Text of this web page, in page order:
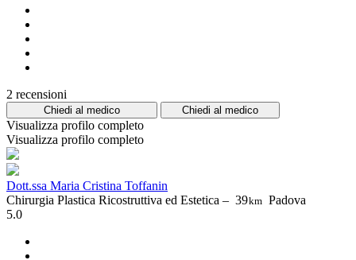
2 recensioni
Chiedi al medico Chiedi al medico
Visualizza profilo completo
Visualizza profilo completo
Dott.ssa Maria Cristina Toffanin
Chirurgia Plastica Ricostruttiva ed Estetica – 39km Padova
5.0